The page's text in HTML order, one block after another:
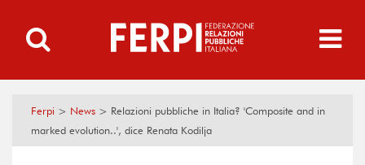
Ferpi > News > Relazioni pubbliche in Italia? 'Composite and in
marked evolution..', dice Renata Kodilja